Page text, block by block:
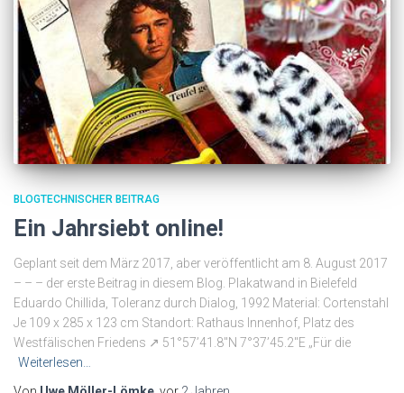
BLOGTECHNISCHER BEITRAG
Ein Jahrsiebt online!
Geplant seit dem März 2017, aber veröffentlicht am 8. August 2017
– – – der erste Beitrag in diesem Blog. Plakatwand in Bielefeld
Eduardo Chillida, Toleranz durch Dialog, 1992 Material: Cortenstahl
Je 109 x 285 x 123 cm Standort: Rathaus Innenhof, Platz des
Westfälischen Friedens ↗ 51°57’41.8″N 7°37’45.2″E „Für die
Weiterlesen…